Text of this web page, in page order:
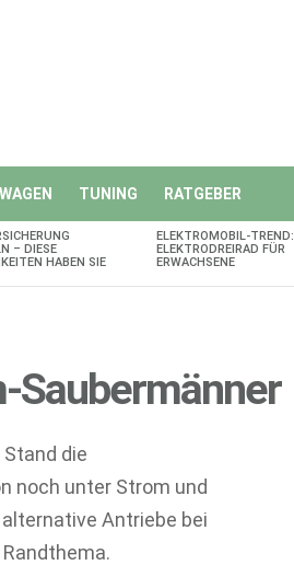
TUNING RATGEBER
– DIESE
HABEN SIE
ELEKTROMOBIL-TREND:
ELEKTRODREIRAD FÜR
ERWACHSENE
Saubermänner
die
noch unter Strom und
Antriebe bei